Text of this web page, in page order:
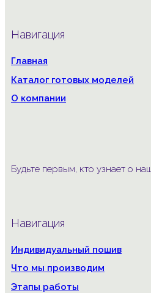
Навигация
Главная
Каталог готовых моделей
О компании
Будьте первым, кто узнает о
Навигация
Индивидуальный пошив
Что мы производим
Этапы работы